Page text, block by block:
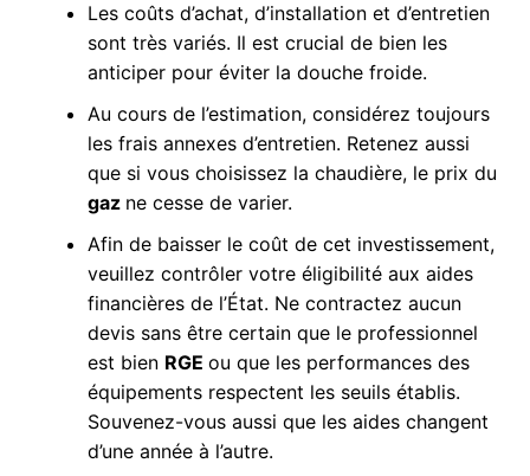
Les coûts d’achat, d’installation et d’entretien
sont très variés. Il est crucial de bien les
anticiper pour éviter la douche froide.
Au cours de l’estimation, considérez toujours
les frais annexes d’entretien. Retenez aussi
que si vous choisissez la chaudière, le prix du
gaz ne cesse de varier.
Afin de baisser le coût de cet investissement,
veuillez contrôler votre éligibilité aux aides
financières de l’État. Ne contractez aucun
devis sans être certain que le professionnel
est bien RGE ou que les performances des
équipements respectent les seuils établis.
Souvenez-vous aussi que les aides changent
d’une année à l’autre.